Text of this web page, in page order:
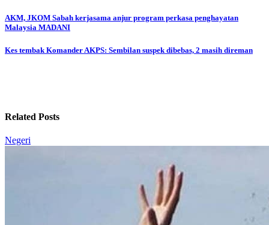
Post
navigation
AKM, JKOM Sabah kerjasama anjur program perkasa penghayatan
Malaysia MADANI
Kes tembak Komander AKPS: Sembilan suspek dibebas, 2 masih direman
Related Posts
Negeri